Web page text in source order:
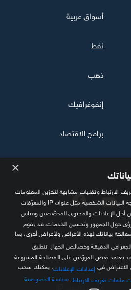
أسواق عربية
نفط
ذهب
إنفوغرافيك
برامج الاقتصاد
الشروط والأحكام
×
الارتباط وتقنيات مشابهة لتخزين المعلومات
على جهازك والوصول إليها ومعالجة البيانات الشخصية مثل عنوان IP والمعرّفات
أجل الإعلانات والمحتوى المخصّصين وقياس
حول الجمهور وتحسين الخدمات. قد يقوم
بياناتك لهذه الأغراض ولأغراض أخرى، بما
الدقيقة وخصائص الجهاز. تنطبق
يعتمد بعض المورّدين على المصلحة المشروعة
في إعدادات الإعلانات . يمكنك سحب
ملفات تعريف الارتباط سياسة الخصوصية